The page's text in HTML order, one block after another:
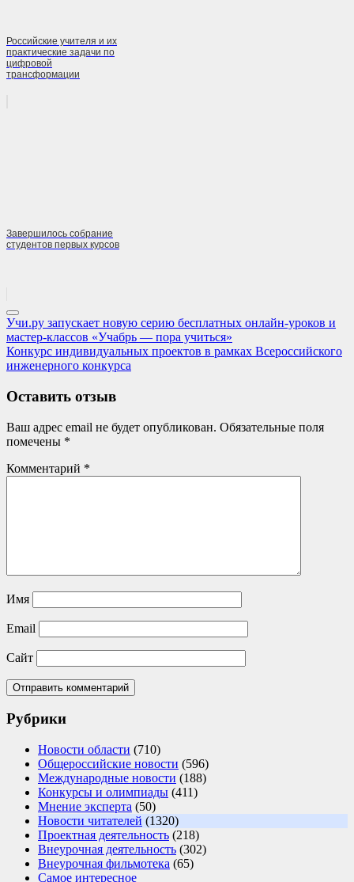
Российские учителя и их
практические задачи по
цифровой
трансформации
Завершилось собрание
студентов первых курсов
Навигация
по
записям
Previous
Post:
Учи.ру запускает новую серию бесплатных онлайн-уроков и
мастер-классов «Учабрь — пора учиться»
Next
Post:
Конкурс индивидуальных проектов в рамках Всероссийского
инженерного конкурса
Оставить отзыв
Ваш адрес email не будет опубликован. Обязательные поля
помечены *
Комментарий *
Имя
Email
Сайт
Рубрики
Новости области (710)
Общероссийские новости (596)
Международные новости (188)
Конкурсы и олимпиады (411)
Мнение эксперта (50)
Новости читателей (1320)
Проектная деятельность (218)
Внеурочная деятельность (302)
Внеурочная фильмотека (65)
Самое интересное